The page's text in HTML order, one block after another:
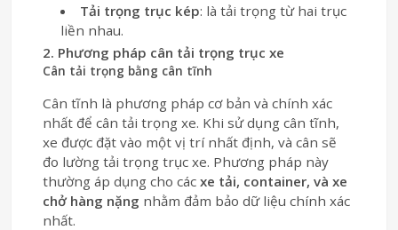
Tải trọng trục kép: là tải trọng từ hai trục
liền nhau.
2. Phương pháp cân tải trọng trục xe
Cân tải trọng bằng cân tĩnh
Cân tĩnh là phương pháp cơ bản và chính xác
nhất để cân tải trọng xe. Khi sử dụng cân tĩnh,
xe được đặt vào một vị trí nhất định, và cân sẽ
đo lường tải trọng trục xe. Phương pháp này
thường áp dụng cho cácxe tải, container, và xe
chở hàng nặng nhằm đảm bảo dữ liệu chính xác
nhất.